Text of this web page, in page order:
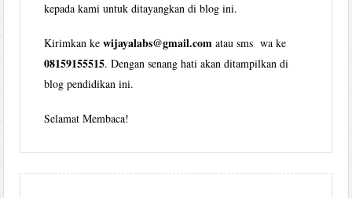
kepada kami untuk ditayangkan di blog ini.
Kirimkan kewijayalabs@gmail.com atau sms wa ke
08159155515. Dengan senang hati akan ditampilkan di
blog pendidikan ini.
Selamat Membaca!